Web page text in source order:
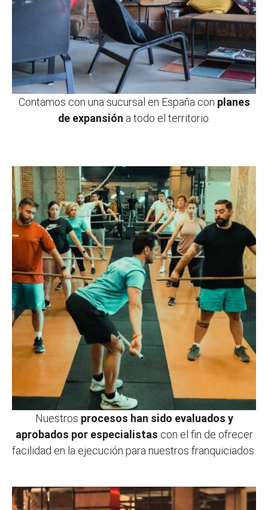
Contamos con una sucursal en España con planes
de expansión a todo el territorio.
Nuestros procesos han sido evaluados y
aprobados por especialistas con el fin de ofrecer
facilidad en la ejecución para nuestros franquiciados.